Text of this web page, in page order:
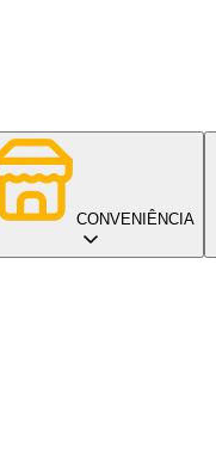
CONVENIÊNCIA